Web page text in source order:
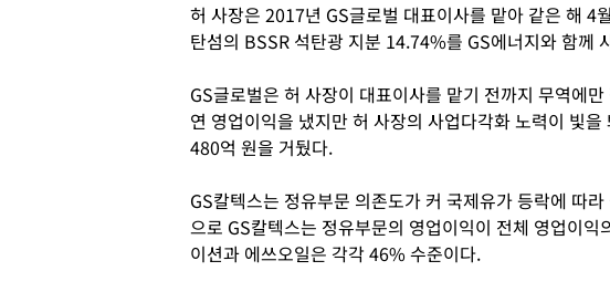
허 사장은 2017년 GS글로벌 대표이사를 맡아 같은 해 4
탄섬의 BSSR 석탄광 지분 14.74%를 GS에너지와 함께
GS글로벌은 허 사장이 대표이사를 맡기 전까지 무역에
연 영업이익을 냈지만 허 사장의 사업다각화 노력이 빛
480억 원을 거뒀다.
GS칼텍스는 정유부문 의존도가 커 국제유가 등락에 따
으로 GS칼텍스는 정유부문의 영업이익이 전체 영업이
이션과 에쓰오일은 각각 46% 수준이다.